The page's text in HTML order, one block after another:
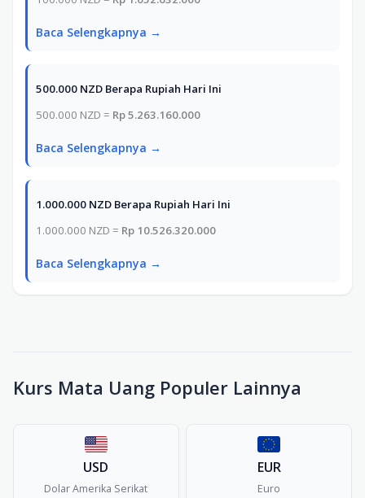
Baca Selengkapnya →
500.000 NZD Berapa Rupiah Hari Ini
500.000 NZD = Rp 5.263.160.000
Baca Selengkapnya →
1.000.000 NZD Berapa Rupiah Hari Ini
1.000.000 NZD = Rp 10.526.320.000
Baca Selengkapnya →
Kurs Mata Uang Populer Lainnya
USD
Dolar Amerika Serikat
EUR
Euro